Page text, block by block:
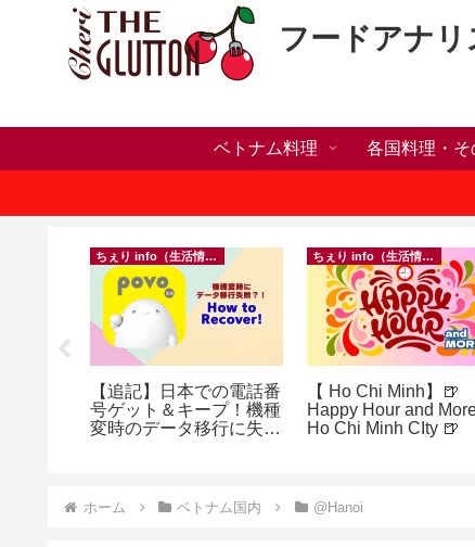
フードアナ
ベトナム料理 各国料理・そ
ちぇり info（生活情報）
【追記】日本での電話番
号ゲット＆キープ！機種
変時のデータ移行に失敗
ちぇり info（生活情報）
【 Ho Chi Minh】🍺
Happy Hour and
Ho Chi Minh CIty 🍺
ホーム ベトナム国内 @Hanoi